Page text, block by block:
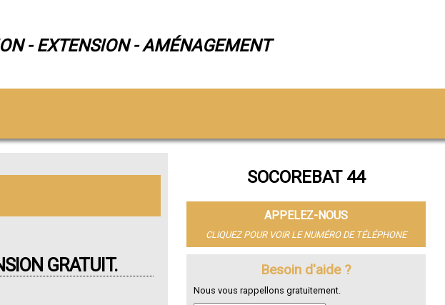
- EXTENSION - AMÉNAGEMENT
GRATUIT.
SOCOREBAT 44
APPELEZ-NOUS
CLIQUEZ POUR VOIR LE NUMÉRO DE TÉLÉPHONE
Besoin d'aide ?
Nous vous rappellons gratuitement.